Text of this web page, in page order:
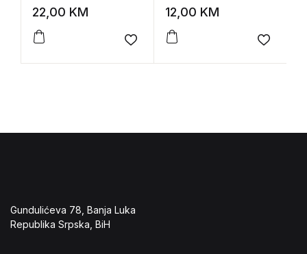
zapravo kreativnost?
22,00 KM
Add to wishlist
stoljeću
12,00 KM
Add to
Gundulićeva 78, Banja Luka
Republika Srpska, BiH